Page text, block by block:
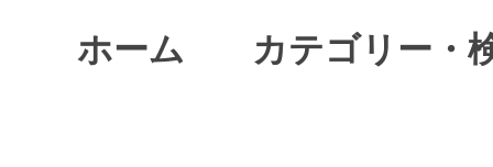
ホーム カテゴリー・